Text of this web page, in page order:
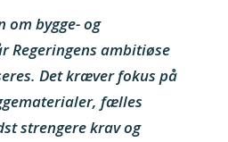
om bygge- og
Regeringens ambitiøse
Det kræver fokus på
fælles
strengere krav og